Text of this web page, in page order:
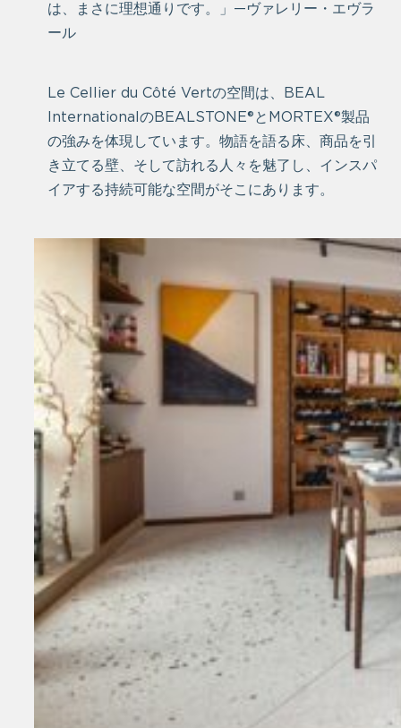
は、まさに理想通りです。」—ヴァレリー・エヴラ
ール
Le Cellier du Côté Vertの空間は、BEAL
InternationalのBEALSTONE®とMORTEX®製品
の強みを体現しています。物語を語る床、商品を引
き立てる壁、そして訪れる人々を魅了し、インスパ
イアする持続可能な空間がそこにあります。